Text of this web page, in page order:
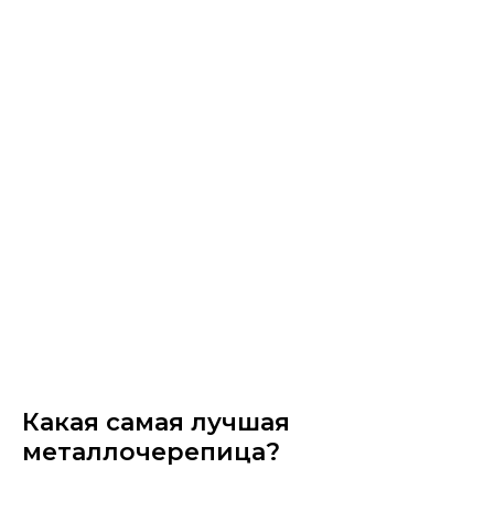
Какая самая лучшая
металлочерепица?